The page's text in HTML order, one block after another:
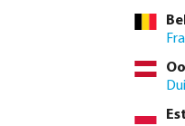
Bird en
Andere
enz.